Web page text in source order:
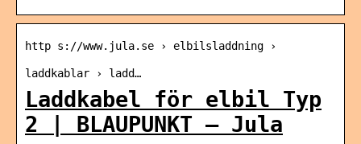
http s://www.jula.se › elbilsladdning ›
laddkablar › ladd…
Laddkabel för elbil Typ
2 | BLAUPUNKT – Jula